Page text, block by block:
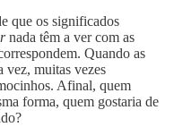
que os significados
nada têm a ver com as
Quando as
vez, muitas vezes
Afinal, quem
forma, quem gostaria de